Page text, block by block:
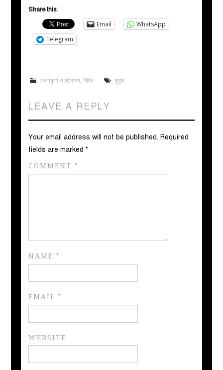
করুন
Share this:
Email
WhatsApp
Telegram
খেলাধুলা ও বিনোদন, বিবিধ কুকুর
LEAVE A REPLY
Your email address will not be published. Required
fields are marked*
COMMENT*
NAME*
EMAIL*
WEBSITE